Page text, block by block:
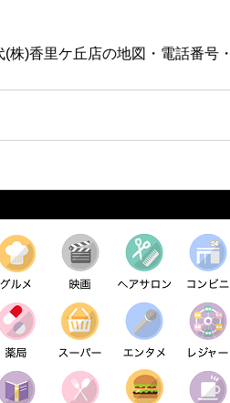
)香里ケ丘店の地図・電話番